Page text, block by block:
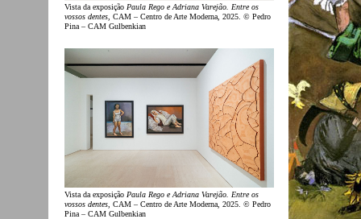
Vista da exposição Paula Rego e Adriana Varejão. Entre os
vossos dentes , CAM – Centro de Arte Moderna, 2025. © Pedro
Pina – CAM Gulbenkian
Vista da exposição Paula Rego e Adriana Varejão. Entre os
vossos dentes , CAM – Centro de Arte Moderna, 2025. © Pedro
Pina – CAM Gulbenkian